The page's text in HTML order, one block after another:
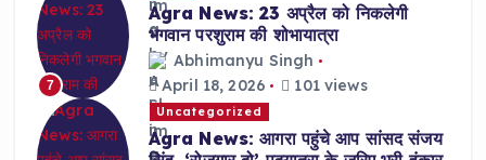
7
Agra News: 23 अप्रैल को निकलेगी
भगवान परशुराम की शोभायात्रा
Abhimanyu Singh
April 18, 2026
101 views
Uncategorized
Agra News: आगरा पहुंचे आप सांसद संजय